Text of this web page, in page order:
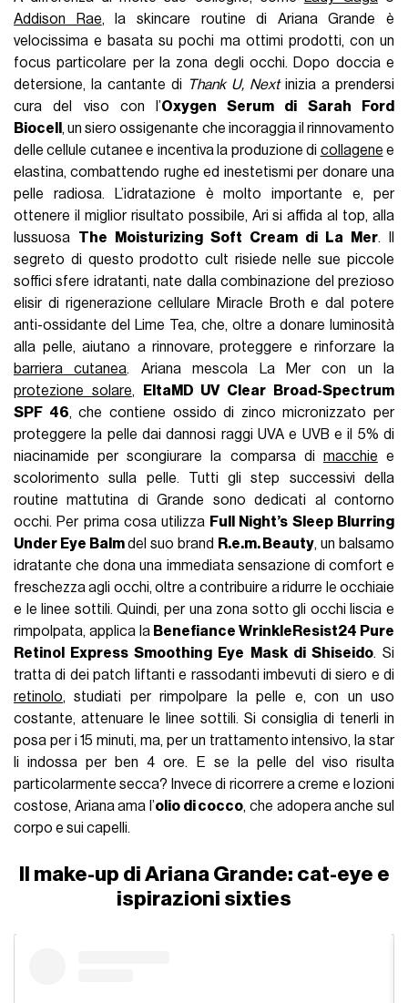
Addison Rae, la skincare routine di Ariana Grande è
velocissima e basata su pochi ma ottimi prodotti, con un
focus particolare per la zona degli occhi. Dopo doccia e
detersione, la cantante di
Thank U, Nextinizia a prendersi
cura del viso con l’Oxygen Serum di Sarah Ford
Biocell, un siero ossigenante che incoraggia il rinnovamento
delle cellule cutanee e incentiva la produzione di collagene e
elastina, combattendo rughe ed inestetismi per donare una
pelle radiosa. L’idratazione è molto importante e, per
ottenere il miglior risultato possibile, Ari si affida al top, alla
lussuosa The Moisturizing Soft Cream di La Mer. Il
segreto di questo prodotto cult risiede nelle sue piccole
soffici sfere idratanti, nate dalla combinazione del prezioso
elisir di rigenerazione cellulare Miracle Broth e dal potere
anti-ossidante del Lime Tea, che, oltre a donare luminosità
alla pelle, aiutano a rinnovare, proteggere e rinforzare la
barriera cutanea. Ariana mescola La Mer con un la
protezione solare,
EltaMD UV Clear Broad-Spectrum
SPF 46, che contiene ossido di zinco micronizzato per
proteggere la pelle dai dannosi raggi UVA e UVB e il 5% di
niacinamide per scongiurare la comparsa di macchie e
scolorimento sulla pelle. Tutti gli step successivi della
routine mattutina di Grande sono dedicati al contorno
occhi. Per prima cosa utilizza Full Night’s Sleep Blurring
Under Eye Balmdel suo brand R.e.m. Beauty, un balsamo
idratante che dona una immediata sensazione di comfort e
freschezza agli occhi, oltre a contribuire a ridurre le occhiaie
e le linee sottili. Quindi, per una zona sotto gli occhi liscia e
rimpolpata, applica la Benefiance WrinkleResist24 Pure
Retinol Express Smoothing Eye Mask di Shiseido. Si
tratta di dei patch liftanti e rassodanti imbevuti di siero e di
retinolo, studiati per rimpolpare la pelle e, con un uso
costante, attenuare le linee sottili. Si consiglia di tenerli in
posa per i 15 minuti, ma, per un trattamento intensivo, la star
li indossa per ben 4 ore. E se la pelle del viso risulta
particolarmente secca? Invece di ricorrere a creme e lozioni
costose, Ariana ama l’olio di cocco, che adopera anche sul
corpo e sui capelli.
Il make-up di Ariana Grande: cat-eye e
ispirazioni sixties